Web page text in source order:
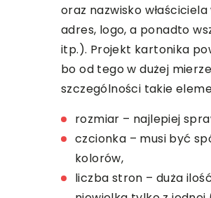
oraz nazwisko
adres, logo, a ponadto
itp.). Projekt kartonika
bo od tego w dużej
szczególności takie
rozmiar – najlepiej
czcionka – musi być
kolorów,
liczba stron – duża